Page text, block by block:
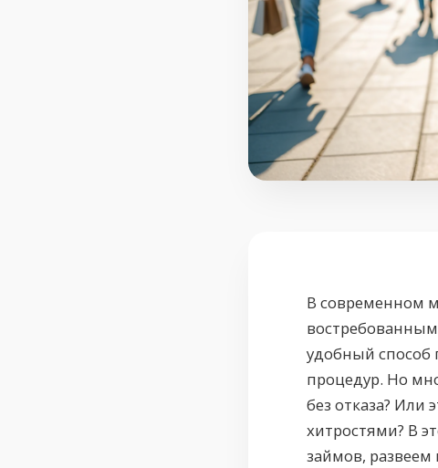
В современном
удобный способ
процедур. Но
без отказа?
хитростями? В
займов,